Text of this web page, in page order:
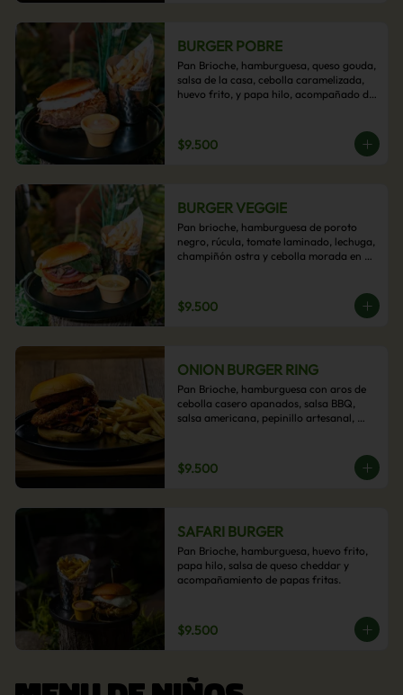
BURGER POBRE
Pan Brioche, hamburguesa, queso gouda,
salsa de la casa, cebolla caramelizada,
huevo frito, y papa hilo, acompañado de
$9.500
BURGER VEGGIE
Pan brioche, hamburguesa de poroto
negro, rúcula, tomate laminado, lechuga,
champiñón ostra y cebolla morada en
$9.500
ONION BURGER RING
Pan Brioche, hamburguesa con aros de
cebolla casero apanados, salsa BBQ,
salsa americana, pepinillo artesanal,
papas fritas.
$9.500
SAFARI BURGER
Pan Brioche, hamburguesa, huevo frito,
papa hilo, salsa de queso cheddar y
acompañamiento de papas fritas.
$9.500